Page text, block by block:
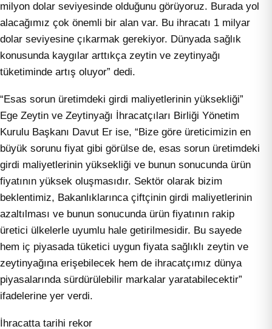
milyon dolar seviyesinde olduğunu görüyoruz. Burada yol
alacağımız çok önemli bir alan var. Bu ihracatı 1 milyar
dolar seviyesine çıkarmak gerekiyor. Dünyada sağlık
konusunda kaygılar arttıkça zeytin ve zeytinyağı
tüketiminde artış oluyor” dedi.
“Esas sorun üretimdeki girdi maliyetlerinin yüksekliği”
Ege Zeytin ve Zeytinyağı İhracatçıları Birliği Yönetim
Kurulu Başkanı Davut Er ise, “Bize göre üreticimizin en
büyük sorunu fiyat gibi görülse de, esas sorun üretimdeki
girdi maliyetlerinin yüksekliği ve bunun sonucunda ürün
fiyatının yüksek oluşmasıdır. Sektör olarak bizim
beklentimiz, Bakanlıklarınca çiftçinin girdi maliyetlerinin
azaltılması ve bunun sonucunda ürün fiyatının rakip
üretici ülkelerle uyumlu hale getirilmesidir. Bu sayede
hem iç piyasada tüketici uygun fiyata sağlıklı zeytin ve
zeytinyağına erişebilecek hem de ihracatçımız dünya
piyasalarında sürdürülebilir markalar yaratabilecektir”
ifadelerine yer verdi.
İhracatta tarihi rekor